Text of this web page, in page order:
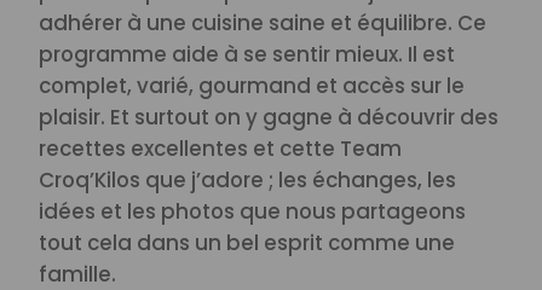
adhérer à une cuisine saine et équilibre. Ce
programme aide à se sentir mieux. Il est
complet, varié, gourmand et accès sur le
plaisir. Et surtout on y gagne à découvrir des
recettes excellentes et cette Team
Croq’Kilos que j’adore ; les échanges, les
idées et les photos que nous partageons
tout cela dans un bel esprit comme une
famille.